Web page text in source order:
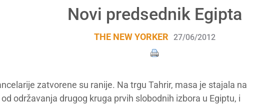
Novi predsednik Egipta
THE NEW YORKER 27/06/2012
zatvorene su ranije. Na trgu Tahrir, masa je stajala na
održavanja drugog kruga prvih slobodnih izbora u Egiptu, i